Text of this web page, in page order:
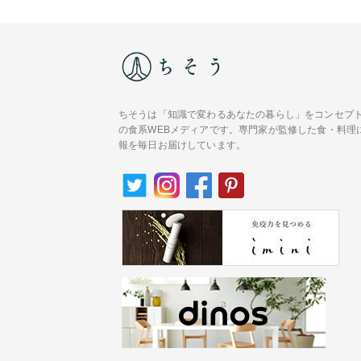
ちそうは「知識で変わるあなたの暮らし」をコンセプ
の食系WEBメディアです。専門家が監修した食・料理
報を毎日お届けしています。